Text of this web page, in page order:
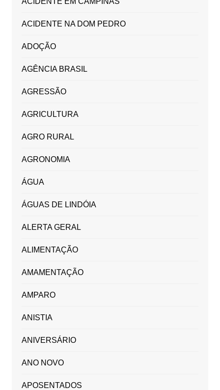
ACIDENTE NA DOM PEDRO
ADOÇÃO
AGÊNCIA BRASIL
AGRESSÃO
AGRICULTURA
AGRO RURAL
AGRONOMIA
ÁGUA
ÁGUAS DE LINDÓIA
ALERTA GERAL
ALIMENTAÇÃO
AMAMENTAÇÃO
AMPARO
ANISTIA
ANIVERSÁRIO
ANO NOVO
APOSENTADOS